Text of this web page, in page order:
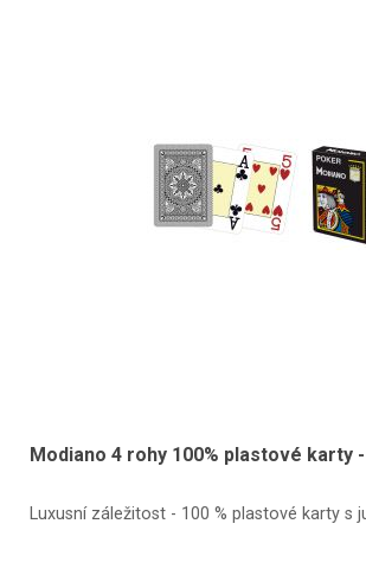
Modiano 4 rohy 100% plastové karty
Luxusní záležitost - 100 % plastové karty s